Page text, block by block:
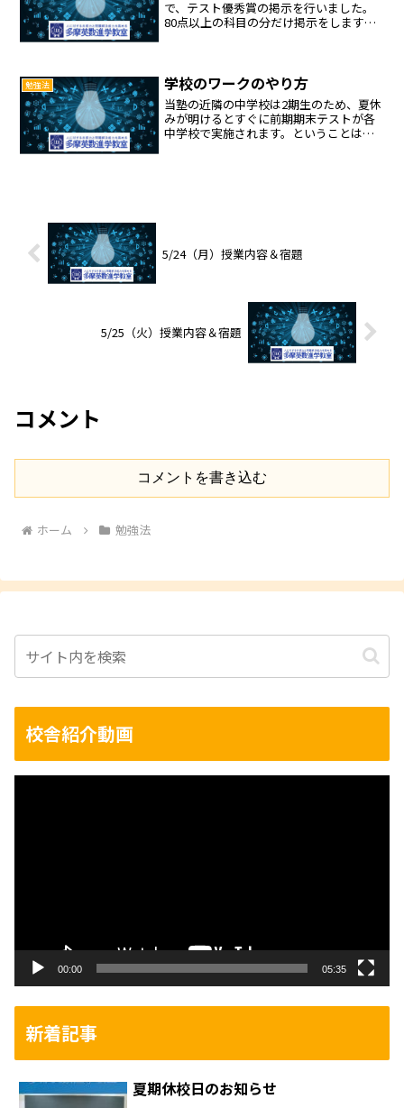
で、テスト優秀賞の掲示を行いました。
80点以上の科目の分だけ掲示をします。
枚」の掲示を行い...
勉強法 学校のワークのやり方
当塾の近隣の中学校は2期生のため、夏休
みが明けるとすぐに前期期末テストが各
中学校で実施されます。ということは、
5/24（月）授業内容＆宿題
5/25（火）授業内容＆宿題
コメント
コメントを書き込む
ホーム 勉強法
校舎紹介動画
00:00 05:35
新着記事
夏期休校日のお知らせ